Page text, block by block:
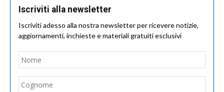
Iscriviti alla newsletter
Iscriviti adesso alla nostra newsletter per ricevere notizie,
aggiornamenti, inchieste e materiali gratuiti esclusivi
Nome